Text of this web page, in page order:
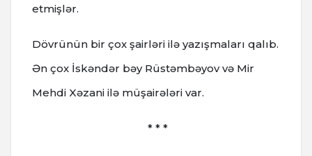
etmişlər.
Dövrünün bir çox şairləri ilə yazışmaları qalıb.
Ən çox İskəndər bəy Rüstəmbəyov və Mir
Mehdi Xəzani ilə müşairələri var.
* * *